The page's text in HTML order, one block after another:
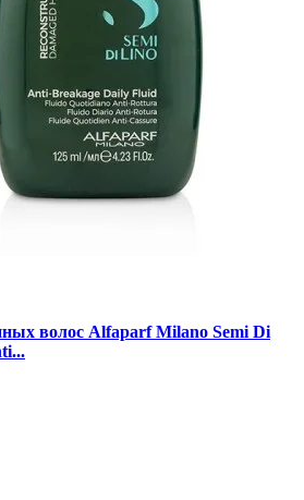
волос Alfaparf Milano Semi Di